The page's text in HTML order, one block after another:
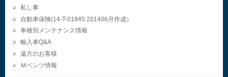
私し事
自動車保険(14-T-01845.201406月作成）
車種別メンテナンス情報
輸入車Q&A
遠方のお客様
Ｍベンツ情報